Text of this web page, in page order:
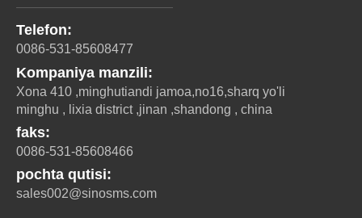
Telefon:
0086-531-85608477
Kompaniya manzili:
Xona 410 ,minghutiandi jamoa,no16,sharq yo'li
minghu , lixia district ,jinan ,shandong , china
faks:
0086-531-85608466
pochta qutisi:
sales002@sinosms.com